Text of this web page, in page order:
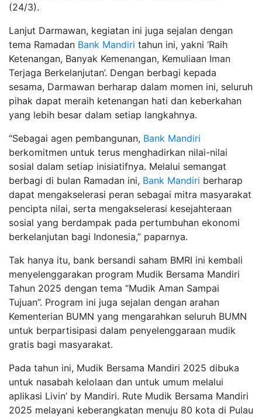
(24/3).
Lanjut Darmawan, kegiatan ini juga sejalan dengan
tema Ramadan Bank Mandiri tahun ini, yakni ‘Raih
Ketenangan, Banyak Kemenangan, Kemuliaan Iman
Terjaga Berkelanjutan’. Dengan berbagi kepada
sesama, Darmawan berharap dalam momen ini, seluruh
pihak dapat meraih ketenangan hati dan keberkahan
yang lebih besar dalam setiap langkahnya.
“Sebagai agen pembangunan, Bank Mandiri
berkomitmen untuk terus menghadirkan nilai-nilai
sosial dalam setiap inisiatifnya. Melalui semangat
berbagi di bulan Ramadan ini, Bank Mandiri berharap
dapat mengakselerasi peran sebagai mitra masyarakat
pencipta nilai, serta mengakselerasi kesejahteraan
sosial yang berdampak pada pertumbuhan ekonomi
berkelanjutan bagi Indonesia,” paparnya.
Tak hanya itu, bank bersandi saham BMRI ini kembali
menyelenggarakan program Mudik Bersama Mandiri
Tahun 2025 dengan tema “Mudik Aman Sampai
Tujuan”. Program ini juga sejalan dengan arahan
Kementerian BUMN yang mengarahkan seluruh BUMN
untuk berpartisipasi dalam penyelenggaraan mudik
gratis bagi masyarakat.
Pada tahun ini, Mudik Bersama Mandiri 2025 dibuka
untuk nasabah kelolaan dan untuk umum melalui
aplikasi Livin’ by Mandiri. Rute Mudik Bersama Mandiri
2025 melayani keberangkatan menuju 80 kota di Pulau